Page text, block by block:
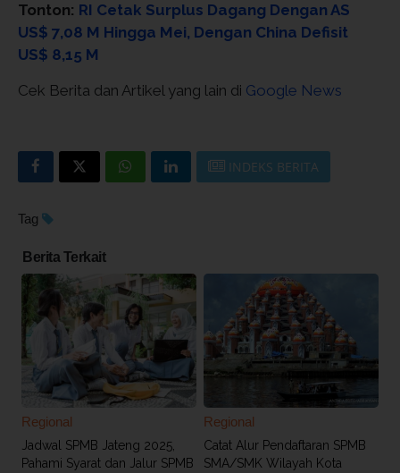
Tonton: RI Cetak Surplus Dagang Dengan AS
US$ 7,08 M Hingga Mei, Dengan China Defisit
US$ 8,15 M
Cek Berita dan Artikel yang lain di Google News
INDEKS BERITA
Tag
Berita Terkait
Regional
Jadwal SPMB Jateng 2025,
Pahami Syarat dan Jalur SPMB
Regional
Catat Alur Pendaftaran SPMB
SMA/SMK Wilayah Kota